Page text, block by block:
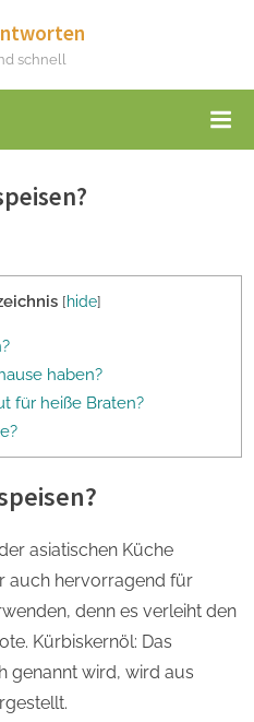
schnell
[hide]
haben?
für heiße Braten?
asiatischen Küche
auch hervorragend für
denn es verleiht den
Kürbiskernöl: Das
genannt wird, wird aus